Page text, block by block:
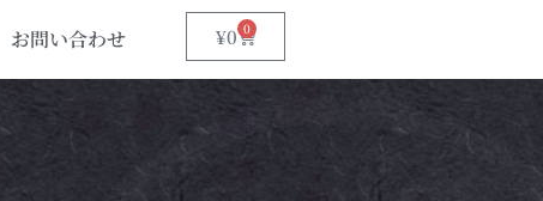
お問い合わせ ¥0 0